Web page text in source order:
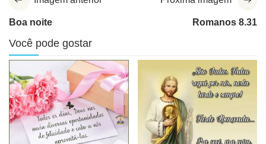
Boa noite Romanos 8.31
Você pode gostar